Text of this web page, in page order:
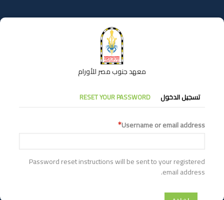
إلى
المحتوى
معهد جنوب مصر للأورام
التبويبات
الأساسية
تسجيل الدخول RESET YOUR PASSWORD
Username or email address
Password reset instructions will be sent to your registered
email address.